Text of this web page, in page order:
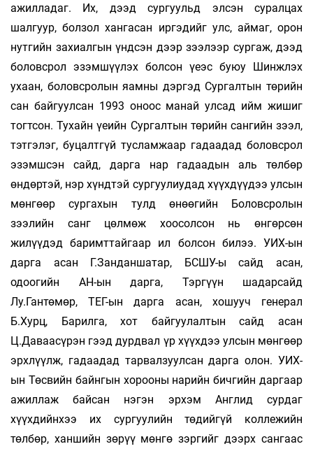
ажилладаг. Их, дээд сургуульд элсэн суралцах
шалгуур, болзол хангасан иргэдийг улс, аймаг, орон
нутгийн захиалгын үндсэн дээр зээлээр сургаж, дээд
боловсрол эзэмшүүлэх болсон үеэс буюу Шинжлэх
ухаан, боловсролын яамны дэргэд Сургалтын төрийн
сан байгуулсан 1993 оноос манай улсад ийм жишиг
тогтсон. Тухайн үеийн Сургалтын төрийн сангийн зээл,
тэтгэлэг, буцалтгүй тусламжаар гадаадад боловсрол
эзэмшсэн сайд, дарга нар гадаадын аль төлбөр
өндөртэй, нэр хүндтэй сургуулиудад хүүхдүүдээ улсын
мөнгөөр сургахын тулд өнөөгийн Боловсролын
зээлийн санг цөлмөж хоосолсон нь өнгөрсөн
жилүүдэд баримттайгаар ил болсон билээ. УИХ-ын
дарга асан Г.Занданшатар, БСШУ-ы сайд асан,
одоогийн АН-ын дарга, Тэргүүн шадарсайд
Лу.Гантөмөр, ТЕГ-ын дарга асан, хошууч генерал
Б.Хурц, Барилга, хот байгуулалтын сайд асан
Ц.Даваасүрэн гээд дурдвал үр хүүхдээ улсын мөнгөөр
эрхлүүлж, гадаадад тарвалзуулсан дарга олон. УИХ-
ын Төсвийн байнгын хорооны нарийн бичгийн даргаар
ажиллаж байсан нэгэн эрхэм Англид сурдаг
хүүхдийнхээ их сургуулийн төдийгүй коллежийн
төлбөр, ханшийн зөрүү мөнгө зэргийг дээрх сангаас